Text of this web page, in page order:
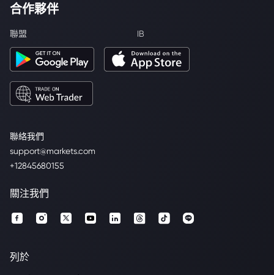
聯絡我們
support@markets.com
+12845680155
合作夥伴
聯盟 IB
關注我們
列於